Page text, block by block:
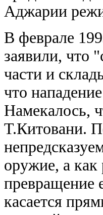
Аджарии
В феврале
заявили, что
части и
что
Намекалось,
Т.Китовани.
оружие, а как
превращение
касается